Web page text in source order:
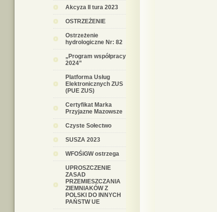
Akcyza II tura 2023
OSTRZEŻENIE
Ostrzeżenie
hydrologiczne Nr: 82
„Program współpracy
2024”
Platforma Usług
Elektronicznych ZUS
(PUE ZUS)
Certyfikat Marka
Przyjazne Mazowsze
Czyste Sołectwo
SUSZA 2023
WFOŚiGW ostrzega
UPROSZCZENIE
ZASAD
PRZEMIESZCZANIA
ZIEMNIAKÓW Z
POLSKI DO INNYCH
PAŃSTW UE